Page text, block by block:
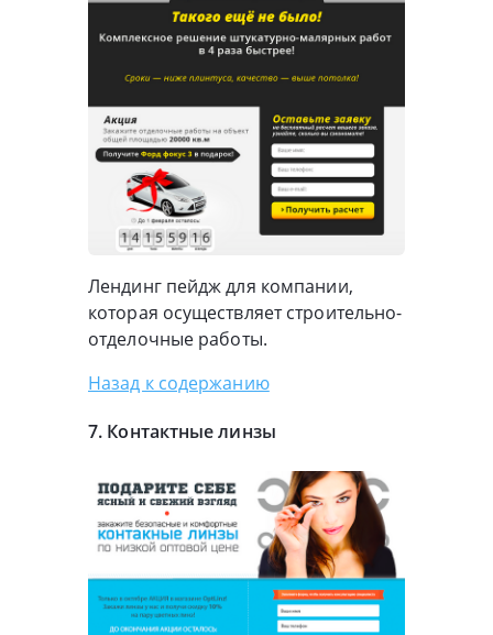
Лендинг пейдж для компании,
которая осуществляет строительно-
отделочные работы.
Назад к содержанию
7. Контактные линзы